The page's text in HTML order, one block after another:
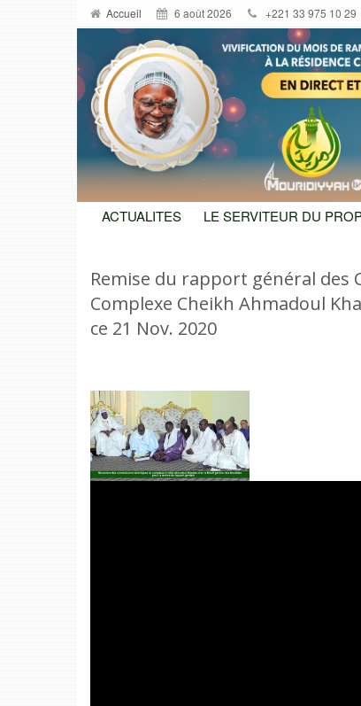
Accueil 6 août 2026 +221 33 975 10 29
ACTUALITES LE SERVITEUR DU
Remise du rapport général des
Complexe Cheikh Ahmadoul
ce 21 Nov. 2020